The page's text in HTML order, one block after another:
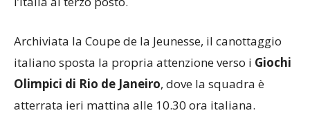
Archiviata la Coupe de la Jeunesse, il canottaggio
italiano sposta la propria attenzione verso i Giochi
Olimpici di Rio de Janeiro, dove la squadra è
atterrata ieri mattina alle 10.30 ora italiana.